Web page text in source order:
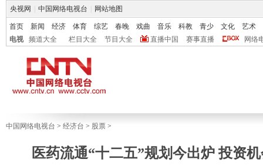
央视网 中国网络电视台 网站地图
首页 新闻 经济 体育 综艺 春晚 戏曲 音乐 科教 青少 文化
艺术
电视
频道大全 栏目大全 节目大全 直播中国 赛事直播 网络
中国网络电视台 > 经济台 > 股票 >
医药流通“十二五”规划今出炉 投资